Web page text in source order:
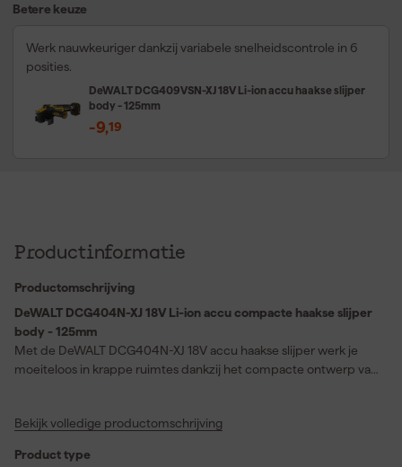
Betere keuze
Werk nauwkeuriger dankzij variabele snelheidscontrole in 6
posities.
DeWALT DCG409VSN-XJ 18V Li-ion accu haakse slijper
body - 125mm
-9,19
Productinformatie
Productomschrijving
DeWALT DCG404N-XJ 18V Li-ion accu compacte haakse slijper
body - 125mm
Met de DeWALT DCG404N-XJ 18V accu haakse slijper werk je
moeiteloos in krappe ruimtes dankzij het compacte ontwerp van
en doorslijpen in metaal of steen. Het slanke ontwerp ligt prettig
bewegingsvrijheid verliest. Hierdoor is deze slijptol ideaal voor
Bekijk volledige productomschrijving
Product type